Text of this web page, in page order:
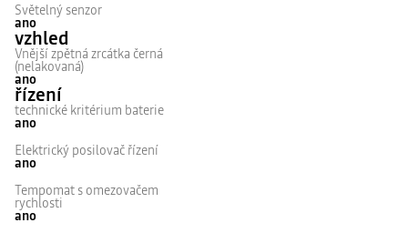
Světelný senzor
ano
vzhled
Vnější zpětná zrcátka černá
(nelakovaná)
ano
řízení
technické kritérium baterie
ano
Elektrický posilovač řízení
ano
Tempomat s omezovačem
rychlosti
ano